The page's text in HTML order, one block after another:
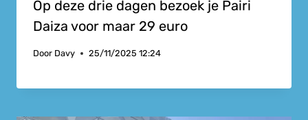
Op deze drie dagen bezoek je Pairi
Daiza voor maar 29 euro
Door Davy 25/11/2025 12:24